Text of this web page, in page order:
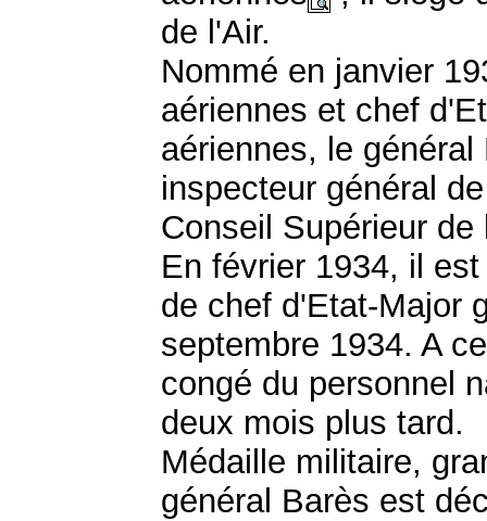
de l'Air.
Nommé en janvier
aériennes et chef
aériennes, le
inspecteur général
Conseil Supérieur de
En février 1934, il
de chef d'Etat-Major
septembre 1934. A
congé du personnel
deux mois plus tard.
Médaille militaire,
général Barès est